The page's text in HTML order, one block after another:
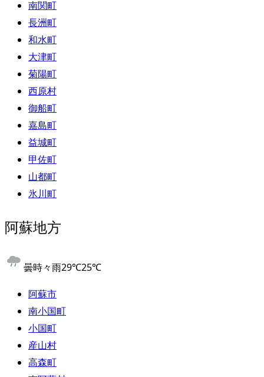
南関町
長洲町
和水町
大津町
菊陽町
西原村
御船町
嘉島町
益城町
甲佐町
山都町
氷川町
阿蘇地方
曇時々雨29℃25℃
阿蘇市
南小国町
小国町
産山村
高森町